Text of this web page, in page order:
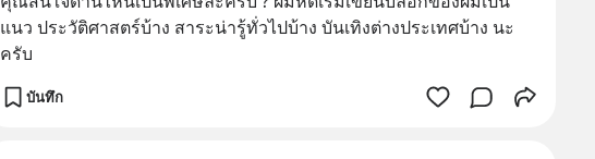
แนว ประวัติศาสตร์บ้าง สาระน่ารู้ทั่วไปบ้าง บันเทิงต่างประเทศบ้าง นะ
ครับ
บันทึก